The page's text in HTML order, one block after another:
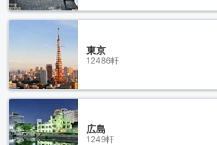
東京
12486軒
広島
1249軒